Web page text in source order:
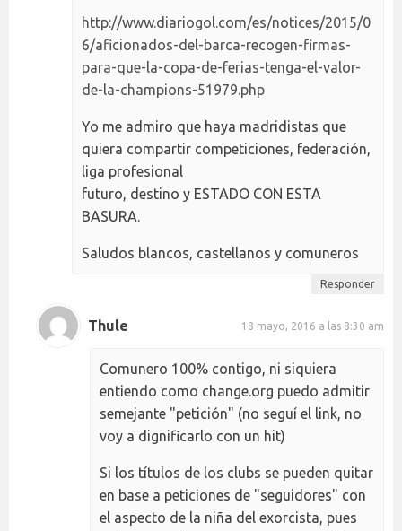
http://www.diariogol.com/es/notices/2015/0
6/aficionados-del-barca-recogen-firmas-
para-que-la-copa-de-ferias-tenga-el-valor-
de-la-champions-51979.php
Yo me admiro que haya madridistas que
quiera compartir competiciones, federación,
liga profesional
futuro, destino y ESTADO CON ESTA
BASURA.
Saludos blancos, castellanos y comuneros
Responder
Thule 18 mayo, 2016 a las 8:30 am
Comunero 100% contigo, ni siquiera
entiendo como change.org puedo admitir
semejante "petición" (no seguí el link, no
voy a dignificarlo con un hit)
Si los títulos de los clubs se pueden quitar
en base a peticiones de "seguidores" con
el aspecto de la niña del exorcista, pues